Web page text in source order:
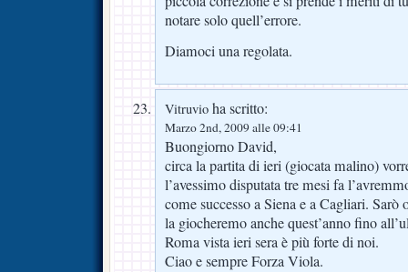
notare solo quell’errore.
Diamoci una regolata.
Vitruvio ha scritto:
Marzo 2nd, 2009 alle 09:41
Buongiorno David,
circa la partita di ieri (giocata malino)
l’avessimo disputata tre mesi fa
come successo a Siena e a Cagliari. Sarò
la giocheremo anche quest’anno fino
Roma vista ieri sera è più forte di noi.
Ciao e sempre Forza Viola.